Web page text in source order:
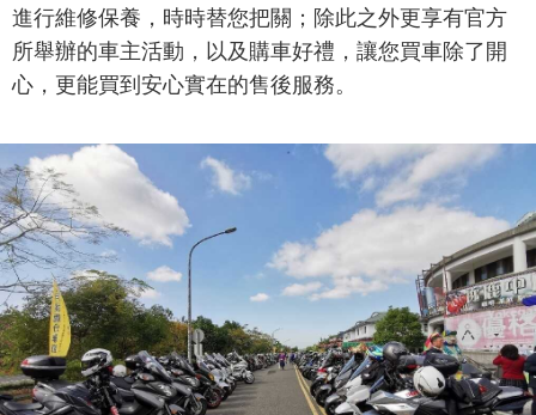
進行維修保養，時時替您把關；除此之外更享有官方
所舉辦的車主活動，以及購車好禮，讓您買車除了開
心，更能買到安心實在的售後服務。